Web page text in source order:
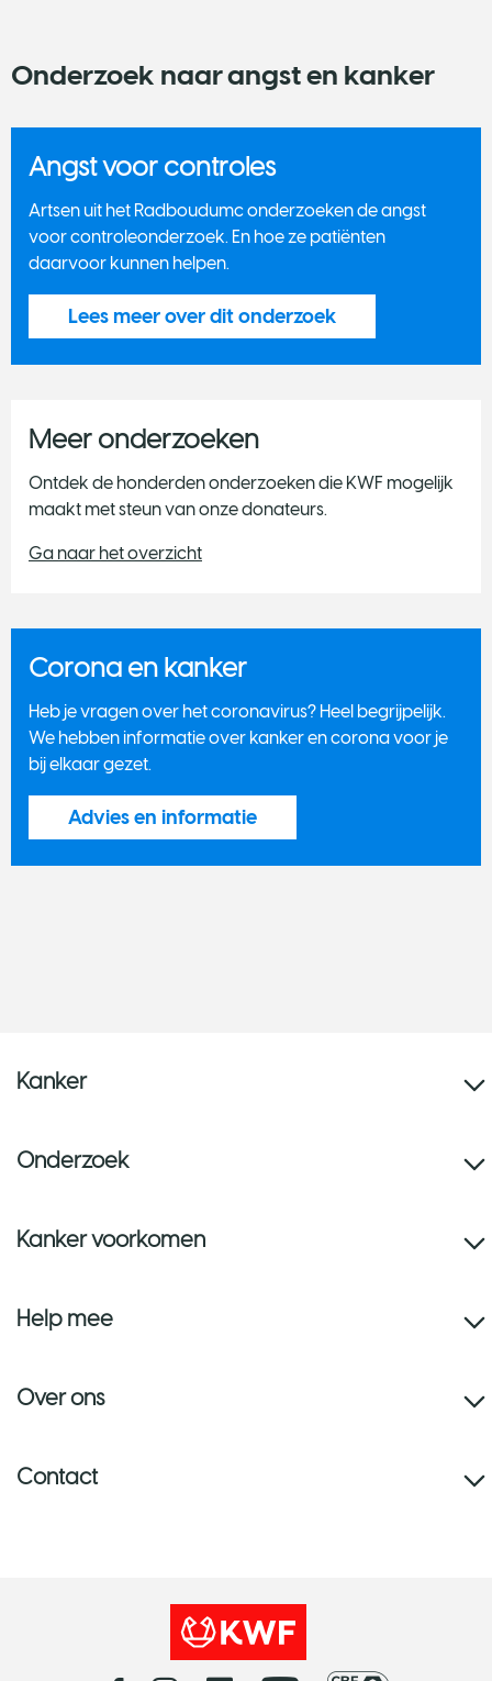
Onderzoek naar angst en kanker
Angst voor controles
Artsen uit het Radboudumc onderzoeken de angst
voor controleonderzoek. En hoe ze patiënten
daarvoor kunnen helpen.
Lees meer over dit onderzoek
Meer onderzoeken
Ontdek de honderden onderzoeken die KWF mogelijk
maakt met steun van onze donateurs.
Ga naar het overzicht
Corona en kanker
Heb je vragen over het coronavirus? Heel begrijpelijk.
We hebben informatie over kanker en corona voor je
bij elkaar gezet.
Advies en informatie
Kanker
Onderzoek
Kanker voorkomen
Help mee
Over ons
Contact